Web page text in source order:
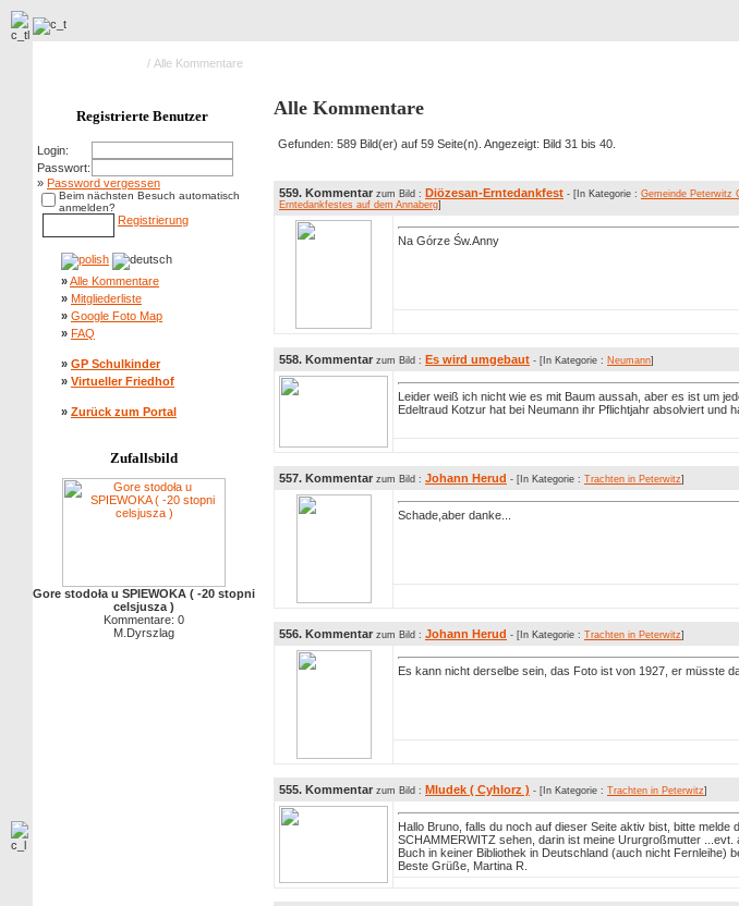
/ Alle Kommentare
Registrierte Benutzer
Login:
Passwort:
» Password vergessen
Beim nächsten Besuch automatisch
anmelden?
Registrierung
»Alle Kommentare
» Mitgliederliste
» Google Foto Map
» FAQ
» GP Schulkinder
» Virtueller Friedhof
» Zurück zum Portal
Zufallsbild
Gore stodoła u SPIEWOKA ( -20 stopni
celsjusza )
Kommentare: 0
M.Dyrszlag
Alle Kommentare
Gefunden: 589 Bild(er) auf 59 Seite(n). Angezeigt: Bild 31 bis 40.
559. Kommentar zum Bild : Diözesan-Erntedankfest - [In Kategorie : Gemeinde Peterwitz
Erntedankfestes auf dem Annaberg]
Na Górze Św.Anny
558. Kommentar zum Bild : Es wird umgebaut - [In Kategorie : Neumann]
Leider weiß ich nicht wie es mit Baum aussah, aber es ist um
Edeltraud Kotzur hat bei Neumann ihr Pflichtjahr absolviert und
557. Kommentar zum Bild : Johann Herud - [In Kategorie : Trachten in Peterwitz]
Schade,aber danke...
556. Kommentar zum Bild : Johann Herud - [In Kategorie : Trachten in Peterwitz]
Es kann nicht derselbe sein, das Foto ist von 1927, er müsste
555. Kommentar zum Bild : Mludek ( Cyhlorz ) - [In Kategorie : Trachten in Peterwitz]
Hallo Bruno, falls du noch auf dieser Seite aktiv bist, bitte
SCHAMMERWITZ sehen, darin ist meine Ururgroßmutter
Buch in keiner Bibliothek in Deutschland (auch nicht Fernleihe)
Beste Grüße, Martina R.